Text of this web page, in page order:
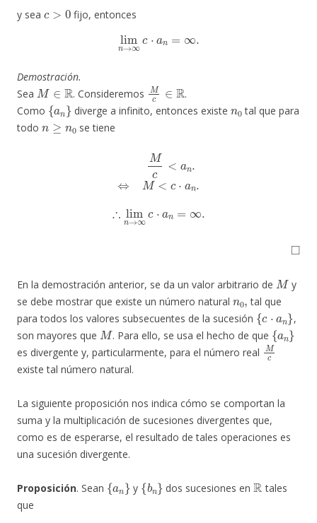
y sea fijo, entonces
limn → ∞c an =∞
Demostración.
Sea
M∈R
. Consideremos
Mc R
.
Como
{a n}
diverge a infinito, entonces existe
tal que para
todo
n ≥n0
se tiene
⇔
∴ limn → ∞c an =∞
◻
En la demostración anterior, se da un valor arbitrario de
M
y
se debe mostrar que existe un número natural
n0,
tal que
para todos los valores subsecuentes de la sucesión
{c⋅an }
,
son mayores que
M
. Para ello, se usa el hecho de que
{an}
es divergente y, particularmente, para el número real
Mc
existe tal número natural.
La siguiente proposición nos indica cómo se comportan la
suma y la multiplicación de sucesiones divergentes que,
como es de esperarse, el resultado de tales operaciones es
una sucesión divergente.
Proposición. Sean
{a n}
y
{b n
dos sucesiones en
R
tales
que